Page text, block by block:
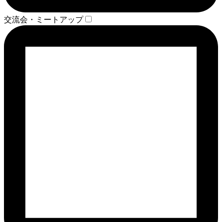
交流会・ミートアップ